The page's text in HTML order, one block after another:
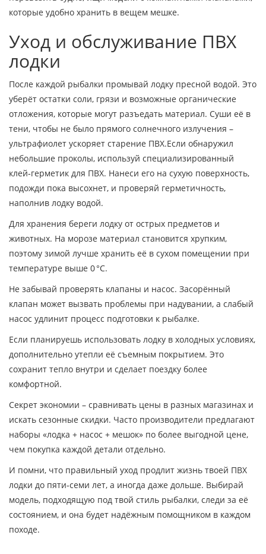
которые удобно хранить в вещем мешке.
Уход и обслуживание ПВХ
лодки
После каждой рыбалки промывай лодку пресной водой. Это
уберёт остатки соли, грязи и возможные органические
отложения, которые могут разъедать материал. Суши её в
тени, чтобы не было прямого солнечного излучения –
ультрафиолет ускоряет старение ПВХ.Если обнаружил
небольшие проколы, используй специализированный
клей‑герметик для ПВХ. Нанеси его на сухую поверхность,
подожди пока высохнет, и проверяй герметичность,
наполнив лодку водой.
Для хранения береги лодку от острых предметов и
животных. На морозе материал становится хрупким,
поэтому зимой лучше хранить её в сухом помещении при
температуре выше 0 °C.
Не забывай проверять клапаны и насос. Засорённый
клапан может вызвать проблемы при надувании, а слабый
насос удлинит процесс подготовки к рыбалке.
Если планируешь использовать лодку в холодных условиях,
дополнительно утепли её съемным покрытием. Это
сохранит тепло внутри и сделает поездку более
комфортной.
Секрет экономии – сравнивать цены в разных магазинах и
искать сезонные скидки. Часто производители предлагают
наборы «лодка + насос + мешок» по более выгодной цене,
чем покупка каждой детали отдельно.
И помни, что правильный уход продлит жизнь твоей ПВХ
лодки до пяти‑семи лет, а иногда даже дольше. Выбирай
модель, подходящую под твой стиль рыбалки, следи за её
состоянием, и она будет надёжным помощником в каждом
походе.